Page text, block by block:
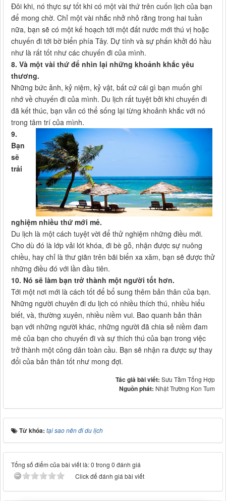
Đôi khi, nó thực sự tốt khi có một vài thứ trên cuốn lịch của bạn
để mong chờ. Chỉ một vài nhắc nhở nhỏ rằng trong hai tuần
nữa, bạn sẽ có một kế hoạch tới một đất nước mới thú vị hoặc
chuyến đi tới bờ biển phía Tây. Dự tính và sự phấn khởi đó hầu
như là rất tốt như các chuyến đi của mình.
8. Và một vài thứ để nhìn lại những khoảnh khắc yêu
thương.
Những bức ảnh, kỷ niệm, kỷ vật, bất cứ cái gì bạn muốn ghi
nhớ về chuyến đi của mình. Du lịch rất tuyệt bởi khi chuyến đi
đã kết thúc, bạn vẫn có thể sống lại từng khoảnh khắc với nó
trong tâm trí của mình.
9.
Bạn
sẽ
trải
nghiệm nhiều thứ mới mẻ.
Du lịch là một cách tuyệt vời để thử nghiệm những điều mới.
Cho dù đó là lớp vải lót khóa, đi bè gỗ, nhận được sự nuông
chiều, hay chỉ là thư giãn trên bãi biển xa xăm, bạn sẽ được thử
những điều đó với lần đầu tiên.
10. Nó sẽ làm bạn trở thành một người tốt hơn.
Tới một nơi mới là cách tốt để bổ sung thêm bản thân của bạn.
Những người chuyên đi du lịch có nhiều thích thú, nhiều hiểu
biết, và, thường xuyên, nhiều niềm vui. Bao quanh bản thân
bạn với những người khác, những người đã chia sẻ niềm đam
mê của bạn cho chuyến đi và sự thích thú của bạn trong việc
trở thành một công dân toàn cầu. Bạn sẽ nhận ra được sự thay
đổi của bản thân tốt như mong đợi.
Tác giả bài viết: Sưu Tầm Tổng Hợp
Nguồn phát: Nhật Trường Kon Tum
Từ khóa: tại sao nên đi du lịch
Tổng số điểm của bài viết là: 0 trong 0 đánh giá
Click để đánh giá bài viết